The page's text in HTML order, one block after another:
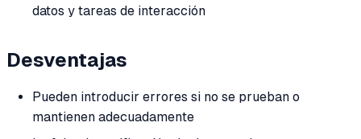
datos y tareas de interacción
Desventajas
Pueden introducir errores si no se prueban o
mantienen adecuadamente